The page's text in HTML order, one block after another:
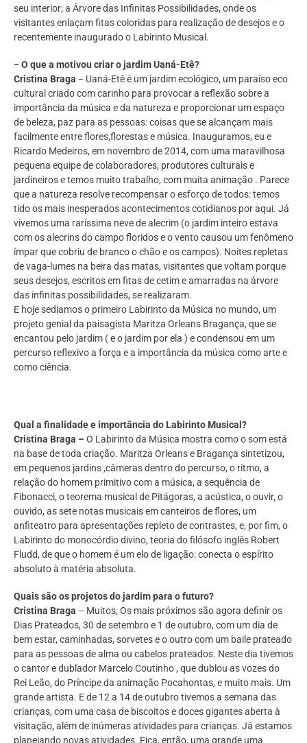
seu interior; a Árvore das Infinitas Possibilidades, onde os
visitantes enlaçam fitas coloridas para realização de desejos e o
recentemente inaugurado o Labirinto Musical.
− O que a motivou criar o jardim Uaná-Etê?
Cristina Braga − Uaná-Etê é um jardim ecológico, um paraíso eco
cultural criado com carinho para provocar a reflexão sobre a
importância da música e da natureza e proporcionar um espaço
de beleza, paz para as pessoas: coisas que se alcançam mais
facilmente entre flores,florestas e música. Inauguramos, eu e
Ricardo Medeiros, em novembro de 2014, com uma maravilhosa
pequena equipe de colaboradores, produtores culturais e
jardineiros e temos muito trabalho, com muita animação . Parece
que a natureza resolve recompensar o esforço de todos: temos
tido os mais inesperados acontecimentos cotidianos por aqui. Já
vivemos uma raríssima neve de alecrim (o jardim inteiro estava
com os alecrins do campo floridos e o vento causou um fenômeno
ímpar que cobriu de branco o chão e os campos). Noites repletas
de vaga-lumes na beira das matas, visitantes que voltam porque
seus desejos, escritos em fitas de cetim e amarradas na árvore
das infinitas possibilidades, se realizaram.
E hoje sediamos o primeiro Labirinto da Música no mundo, um
projeto genial da paisagista Maritza Orleans Bragança, que se
encantou pelo jardim ( e o jardim por ela ) e condensou em um
percurso reflexivo a força e a importância da música como arte e
como ciência.
Qual a finalidade e importância do Labirinto Musical?
Cristina Braga –O Labirinto da Música mostra como o som está
na base de toda criação. Maritza Orleans e Bragança sintetizou,
em pequenos jardins ,câmeras dentro do percurso, o ritmo, a
relação do homem primitivo com a música, a sequência de
Fibonacci, o teorema musical de Pitágoras, a acústica, o ouvir, o
ouvido, as sete notas musicais em canteiros de flores, um
anfiteatro para apresentações repleto de contrastes, e, por fim, o
Labirinto do monocórdio divino, teoria do filósofo inglês Robert
Fludd, de que o homem é um elo de ligação: conecta o espírito
absoluto à matéria absoluta.
Quais são os projetos do jardim para o futuro?
Cristina Braga – Muitos, Os mais próximos são agora definir os
Dias Prateados, 30 de setembro e 1 de outubro, com um dia de
bem estar, caminhadas, sorvetes e o outro com um baile prateado
para as pessoas de alma ou cabelos prateados. Neste dia tivemos
o cantor e dublador Marcelo Coutinho , que dublou as vozes do
Rei Leão, do Príncipe da animação Pocahontas, e muito mais. Um
grande artista. E de 12 a 14 de outubro tivemos a semana das
crianças, com uma casa de biscoitos e doces gigantes aberta à
visitação, além de inúmeras atividades para crianças. Já estamos
planejando novas atividades. Fica, então, uma grande uma